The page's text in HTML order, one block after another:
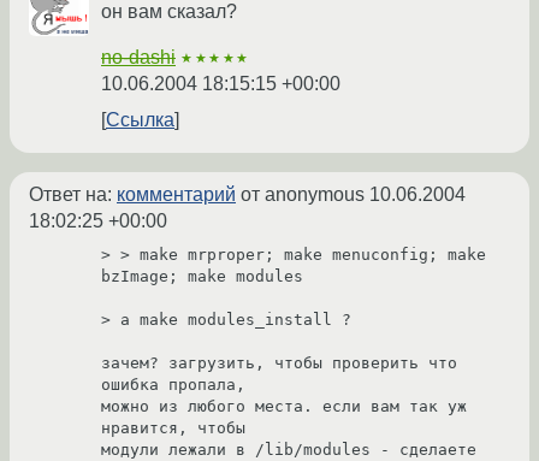
он вам сказал?
no-dashi ★★★★★
10.06.2004 18:15:15 +00:00
Ссылка
Ответ на: комментарий от anonymous 10.06.2004
18:02:25 +00:00
> > make mrproper; make menuconfig; make
bzImage; make modules
> а make modules_install ?
зачем? загрузить, чтобы проверить что
ошибка пропала,
можно из любого места. если вам так уж
нравится, чтобы
модули лежали в /lib/modules - сделаете